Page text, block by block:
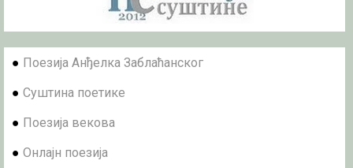
● Поезија Анђелка Заблаћанског
● Суштина поетике
● Поезија векова
● Онлајн поезија